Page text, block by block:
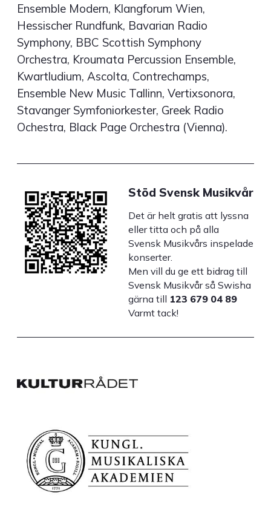
Ensemble Modern, Klangforum Wien,
Hessischer Rundfunk, Bavarian Radio
Symphony, BBC Scottish Symphony
Orchestra, Kroumata Percussion Ensemble,
Kwartludium, Ascolta, Contrechamps,
Ensemble New Music Tallinn, Vertixsonora,
Stavanger Symfoniorkester, Greek Radio
Ochestra, Black Page Orchestra (Vienna).
Stöd Svensk Musikvår
Det är helt gratis att lyssna
eller titta och på alla
Svensk Musikvårs inspelade
konserter.
Men vill du ge ett bidrag till
Svensk Musikvår så Swisha
gärna till 123 679 04 89
Varmt tack!